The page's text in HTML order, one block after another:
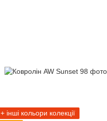
+ інші кольори колекції